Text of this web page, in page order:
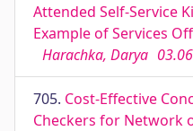
Attended Self-Service
Example of Services
Harachka, Darya
705. Cost-Effective
Checkers for Network